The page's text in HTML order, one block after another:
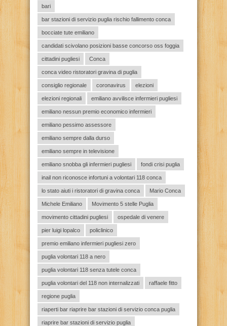
bari
bar stazioni di servizio puglia rischio fallimento conca
bocciate tute emiliano
candidati scivolano posizioni basse concorso oss foggia
cittadini pugliesi Conca
conca video ristoratori gravina di puglia
consiglio regionale coronavirus elezioni
elezioni regionali emiliano avvilisce infermieri pugliesi
emiliano nessun premio economico infermieri
emiliano pessimo assessore
emiliano sempre dalla durso
emiliano sempre in televisione
emiliano snobba gli infermieri pugliesi fondi crisi puglia
inail non riconosce infortuni a volontari 118 conca
lo stato aiuti i ristoratori di gravina conca Mario Conca
Michele Emiliano Movimento 5 stelle Puglia
movimento cittadini pugliesi ospedale di venere
pier luigi lopalco policlinico
premio emiliano infermieri pugliesi zero
puglia volontari 118 a nero
puglia volontari 118 senza tutele conca
puglia volontari del 118 non internalizzati raffaele fitto
regione puglia
riaperti bar riaprire bar stazioni di servizio conca puglia
riaprire bar stazioni di servizio puglia